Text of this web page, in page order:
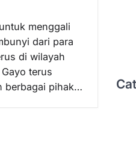
menggali
dari para
di wilayah
terus
berbagai pihak…